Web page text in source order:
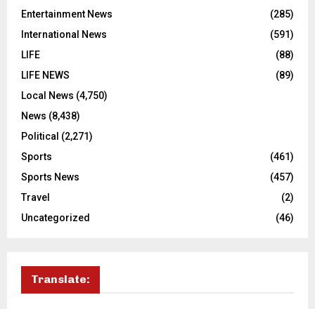
Entertainment News
(285)
International News
(591)
LIFE
(88)
LIFE NEWS
(89)
Local News (4,750)
News (8,438)
Political (2,271)
Sports
(461)
Sports News
(457)
Travel
(2)
Uncategorized
(46)
Translate: